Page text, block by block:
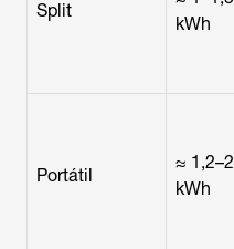
Split
kWh
Portátil
≈ 1,2–2
kWh